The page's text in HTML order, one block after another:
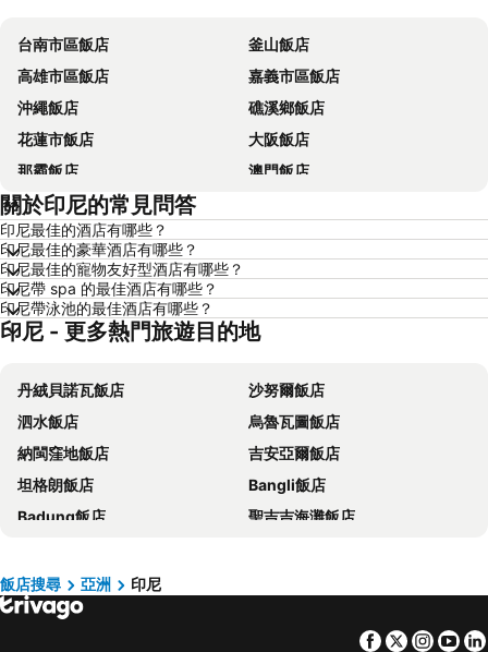
台南市區飯店
釜山飯店
高雄市區飯店
嘉義市區飯店
沖繩飯店
礁溪鄉飯店
花蓮市飯店
大阪飯店
那霸飯店
澳門飯店
新加坡飯店
京都飯店
恆春飯店
北投飯店
羅東市飯店
名古屋飯店
淡水區飯店
花蓮飯店
澎湖飯店
基隆飯店
桃園地區飯店
台灣飯店
新竹地區飯店
彰化地區飯店
東京都飯店
苗栗縣飯店
金門飯店
雲林飯店
胡志明市飯店
神奈川縣飯店
關於印尼的常見問答
印尼最佳的酒店有哪些？
印尼最佳的豪華酒店有哪些？
印尼最佳的寵物友好型酒店有哪些？
印尼帶 spa 的最佳酒店有哪些？
印尼帶泳池的最佳酒店有哪些？
印尼 - 更多熱門旅遊目的地
丹絨貝諾瓦飯店
沙努爾飯店
泗水飯店
烏魯瓦圖飯店
納閩窪地飯店
吉安亞爾飯店
坦格朗飯店
Bangli飯店
Badung飯店
聖吉吉海灘飯店
萬隆飯店
忠古巴杜海灘飯店
飯店搜尋 亞洲 印尼
Facebook
Twitter